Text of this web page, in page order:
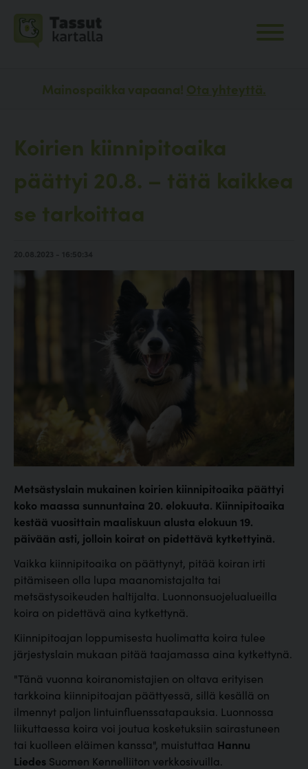
Mainospaikka vapaana! Ota yhteyttä.
Koirien kiinnipitoaika
päättyi 20.8. – tätä kaikkea
se tarkoittaa
Metsästyslain mukainen koirien kiinnipitoaika päättyi
koko maassa sunnuntaina 20. elokuuta. Kiinnipitoaika
kestää vuosittain maaliskuun alusta elokuun 19.
päivään asti, jolloin koirat on pidettävä kytkettyinä.
Vaikka kiinnipitoaika on päättynyt, pitää koiran irti
pitämiseen olla lupa maanomistajalta tai
metsästysoikeuden haltijalta. Luonnonsuojelualueilla
koira on pidettävä aina kytkettynä.
Kiinnipitoajan loppumisesta huolimatta koira tulee
järjestyslain mukaan pitää taajamassa aina kytkettynä.
"Tänä vuonna koiranomistajien on oltava erityisen
tarkkoina kiinnipitoajan päättyessä, sillä kesällä on
ilmennyt paljon lintuinfluenssatapauksia. Luonnossa
liikuttaessa koira voi joutua kosketuksiin sairastuneen
tai kuolleen eläimen kanssa", muistuttaa Hannu
Liedes Suomen Kennelliiton verkkosivuilla.